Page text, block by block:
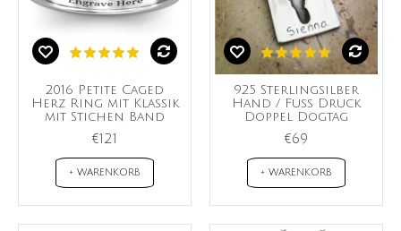
2016 Petite Caged
Herz Ring mit Klassik
mit Stichen Band
€121
+ WARENKORB
925 Sterlingsilber
Hand / Fuß Druck
Doppel Dogtag
€69
+ WARENKORB